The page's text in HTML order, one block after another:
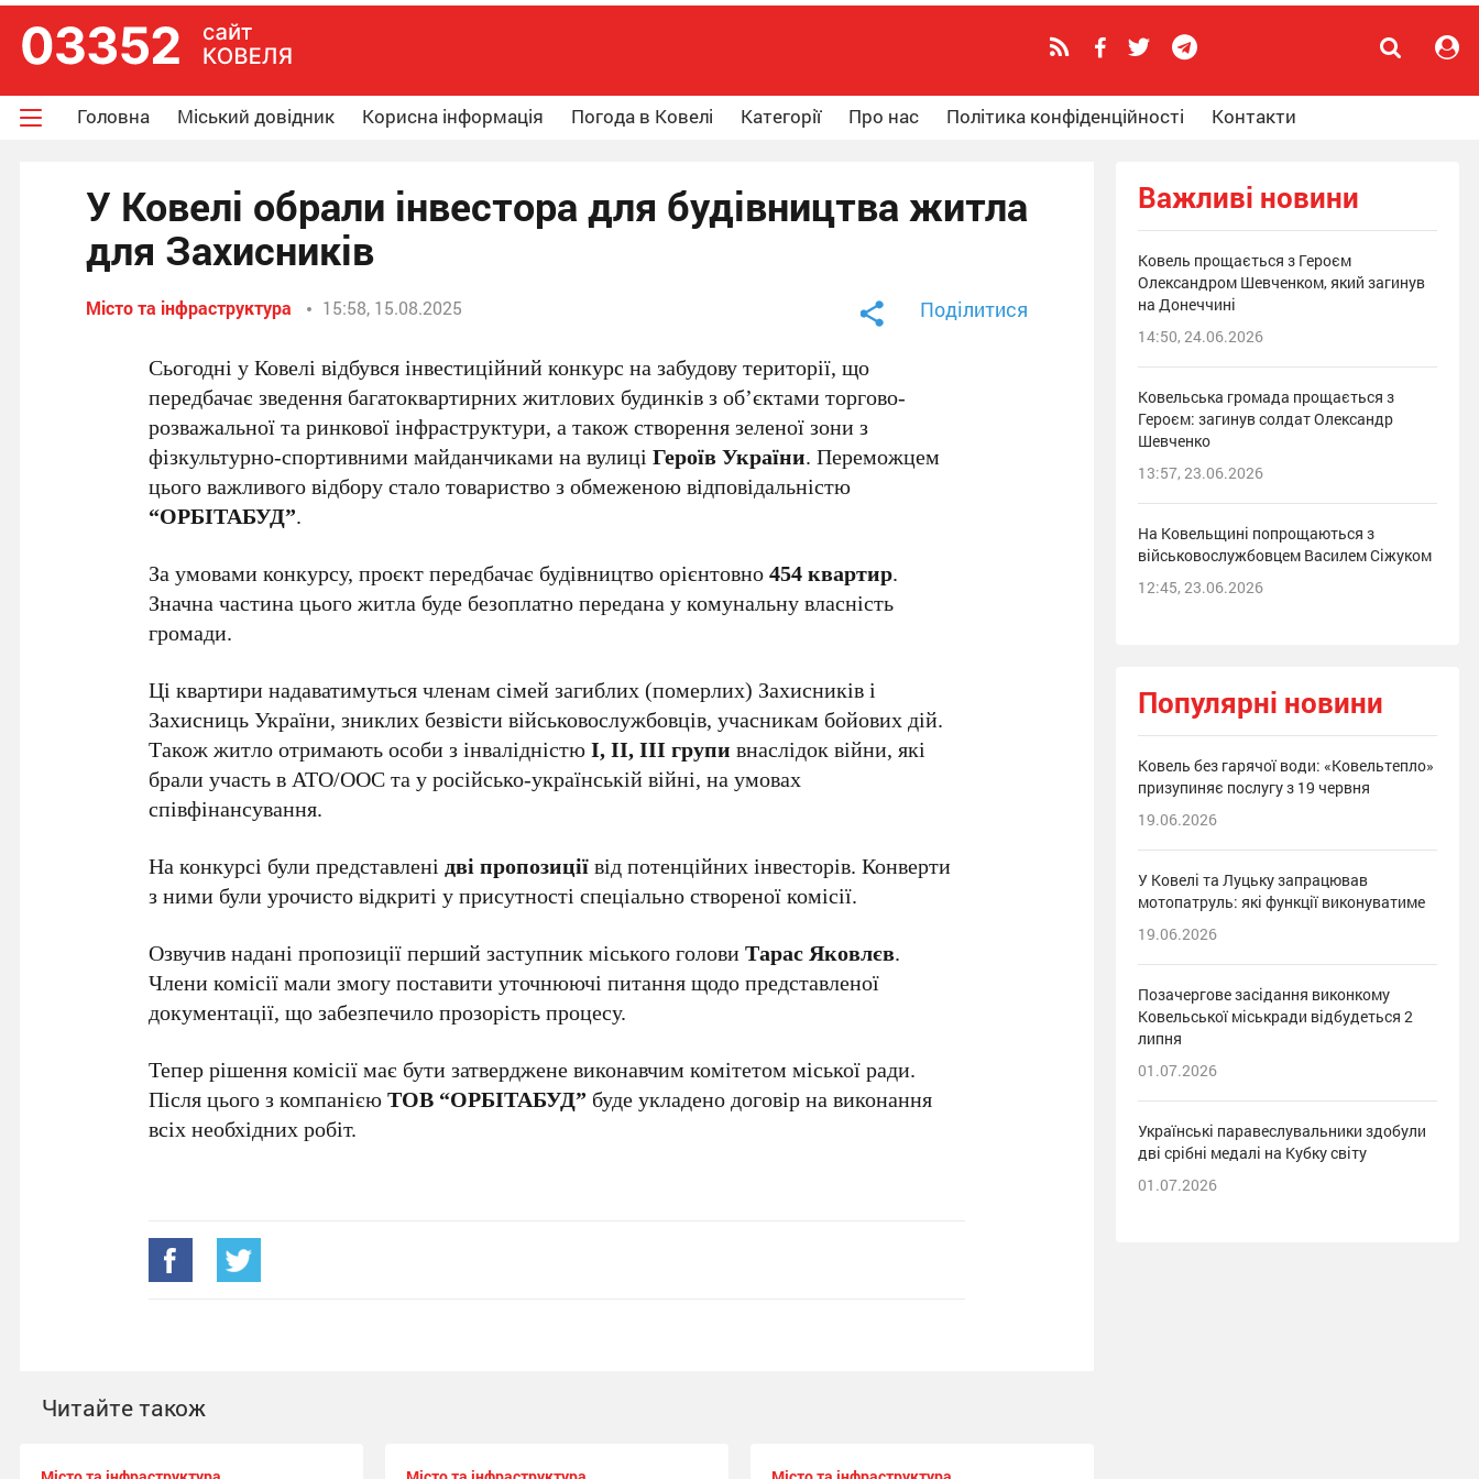
Головна Міський довідник Корисна інформація Погода в Ковелі Категорії Про нас Політика конфіденційності Контакти
У Ковелі обрали інвестора для будівництва житла
для Захисників
Місто та інфраструктура 15:58, 15.08.2025 Поділитися
Сьогодні у Ковелі відбувся інвестиційний конкурс на забудову території, що
передбачає зведення багатоквартирних житлових будинків з об’єктами торгово-
розважальної та ринкової інфраструктури, а також створення зеленої зони з
фізкультурно-спортивними майданчиками на вулиціГероїв України. Переможцем
цього важливого відбору стало товариство з обмеженою відповідальністю
“ОРБІТАБУД”.
За умовами конкурсу, проєкт передбачає будівництво орієнтовно454 квартир.
Значна частина цього житла буде безоплатно передана у комунальну власність
громади.
Ці квартири надаватимуться членам сімей загиблих (померлих) Захисників і
Захисниць України, зниклих безвісти військовослужбовців, учасникам бойових дій.
Також житло отримають особи з інвалідністюІ, ІІ, ІІІ групи внаслідок війни, які
брали участь в АТО/ООС та у російсько-українській війні, на умовах
співфінансування.
На конкурсі були представленідві пропозиціївід потенційних інвесторів. Конверти
з ними були урочисто відкриті у присутності спеціально створеної комісії.
Озвучив надані пропозиції перший заступник міського головиТарас Яковлєв.
Члени комісії мали змогу поставити уточнюючі питання щодо представленої
документації, що забезпечило прозорість процесу.
Тепер рішення комісії має бути затверджене виконавчим комітетом міської ради.
Після цього з компанієюТОВ “ОРБІТАБУД” буде укладено договір на виконання
всіх необхідних робіт.
Читайте також
Важливі новини
Ковель прощається з Героєм
Олександром Шевченком, який загинув
на Донеччині
14:50, 24.06.2026
Ковельська громада прощається з
Героєм: загинув солдат Олександр
Шевченко
13:57, 23.06.2026
На Ковельщині попрощаються з
військовослужбовцем Василем Сіжуком
12:45, 23.06.2026
Популярні новини
Ковель без гарячої води: «Ковельтепло»
призупиняє послугу з 19 червня
19.06.2026
У Ковелі та Луцьку запрацював
мотопатруль: які функції виконуватиме
19.06.2026
Позачергове засідання виконкому
Ковельської міськради відбудеться 2
липня
01.07.2026
Українські паравеслувальники здобули
дві срібні медалі на Кубку світу
01.07.2026